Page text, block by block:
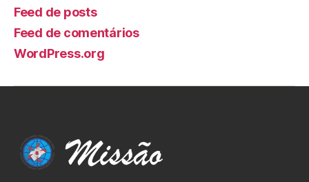
Feed de posts
Feed de comentários
WordPress.org